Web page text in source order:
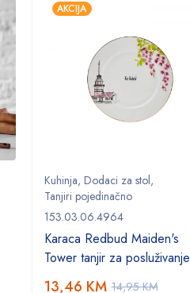
AKCIJA
Kuhinja, Dodaci za stol,
Tanjiri pojedinačno
153.03.06.4964
Karaca Redbud Maiden's
Tower tanjir za posluživanje
14,95KM
13,46 KM